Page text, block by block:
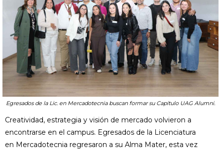
Egresados de la Lic. en Mercadotecnia buscan formar su Capítulo UAG Alumni.
Creatividad, estrategia y visión de mercado volvieron a
encontrarse en el campus. Egresados de la Licenciatura
en Mercadotecnia regresaron a su Alma Mater, esta vez